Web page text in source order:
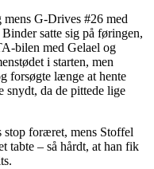
G-Drives #26 med
satte sig på føringen,
bilen med Gelael og
i starten, men
forsøgte længe at hente
snydt, da de pittede lige
foræret, mens Stoffel
tabte – så hårdt, at han fik